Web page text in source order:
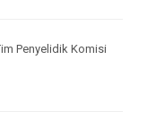
Penyelidik Komisi